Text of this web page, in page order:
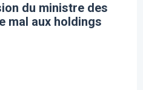
du ministre des
mal aux holdings